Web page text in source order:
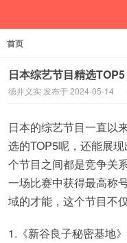
首页
日本综艺节目精选
德井义实 发布于 2024-05-14
日本的综艺节目一直以
选的TOP5呢，还能展
个节目之间都是竞争关
一场比赛中获得最高称
域的才能，这个节目不
1.《新谷良子秘密基地》